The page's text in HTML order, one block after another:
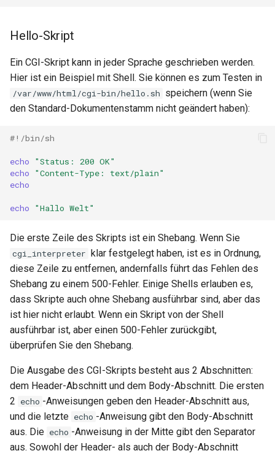
vhost
waf
weauth
woothee
worker-events
xxhash
Hello-Skript
Ein CGI-Skript kann in jeder Sprache geschrieben werden.
Hier ist ein Beispiel mit Shell. Sie können es zum Testen in
/var/www/html/cgi-bin/hello.sh speichern (wenn Sie
den Standard-Dokumentenstamm nicht geändert haben):
#!/bin/sh
echo
"Status: 200 OK"
echo
"Content-Type: text/plain"
echo
echo "Hallo Welt"
Die erste Zeile des Skripts ist ein Shebang. Wenn Sie
cgi_interpreter klar festgelegt haben, ist es in Ordnung,
diese Zeile zu entfernen, andernfalls führt das Fehlen des
Shebang zu einem 500-Fehler. Einige Shells erlauben es,
dass Skripte auch ohne Shebang ausführbar sind, aber das
ist hier nicht erlaubt. Wenn ein Skript von der Shell
ausführbar ist, aber einen 500-Fehler zurückgibt,
überprüfen Sie den Shebang.
Die Ausgabe des CGI-Skripts besteht aus 2 Abschnitten:
dem Header-Abschnitt und dem Body-Abschnitt. Die ersten
2 echo -Anweisungen geben den Header-Abschnitt aus,
und die letzte echo -Anweisung gibt den Body-Abschnitt
aus. Die echo -Anweisung in der Mitte gibt den Separator
aus. Sowohl der Header- als auch der Body-Abschnitt